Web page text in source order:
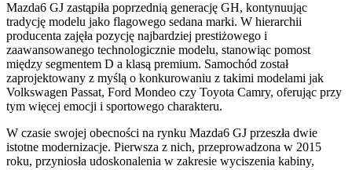
Mazda6 GJ zastąpiła poprzednią generację GH, kontynuując
tradycję modelu jako flagowego sedana marki. W hierarchii
producenta zajęła pozycję najbardziej prestiżowego i
zaawansowanego technologicznie modelu, stanowiąc pomost
między segmentem D a klasą premium. Samochód został
zaprojektowany z myślą o konkurowaniu z takimi modelami jak
Volkswagen Passat, Ford Mondeo czy Toyota Camry, oferując przy
tym więcej emocji i sportowego charakteru.
W czasie swojej obecności na rynku Mazda6 GJ przeszła dwie
istotne modernizacje. Pierwsza z nich, przeprowadzona w 2015
roku, przyniosła udoskonalenia w zakresie wyciszenia kabiny,